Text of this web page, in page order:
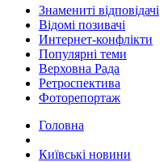
Знамениті відповідачі
Відомі позивачі
Интернет-конфлікти
Популярні теми
Верховна Рада
Ретроспектива
Фоторепортаж
Головна
Київські новини